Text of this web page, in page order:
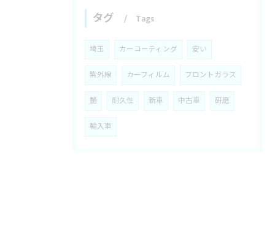
タグ Tags
埼玉 カーコーティング 安い
紫外線 カーフィルム フロントガラス
艶 耐久性 新車 中古車 研磨
輸入車